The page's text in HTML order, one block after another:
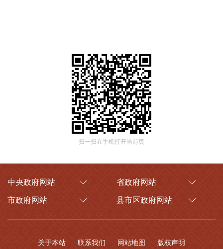
扫一扫在手机打开当前页
中央政府网站 省政府网站
市政府网站 县市区政府网站
关于本站 联系我们 网站地图 版权声明